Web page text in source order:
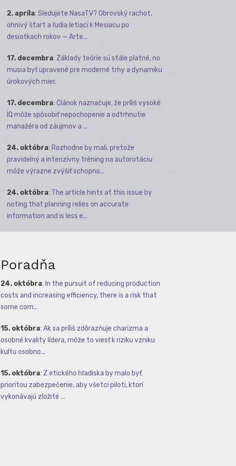
2. apríla: Sledujete NasaTV? Obrovský rachot,
ohnivý štart a ľudia letiaci k Mesiacu po
desiatkach rokov — Arte...
17. decembra: Základy teórie sú stále platné, no
musia byť upravené pre moderné trhy a dynamiku
úrokových mier.
17. decembra: Článok naznačuje, že príliš vysoké
IQ môže spôsobiť nepochopenie a odtrhnutie
manažéra od záujmov a ...
24. októbra: Rozhodne by mali, pretože
pravidelný a intenzívny tréning na autorotáciu
môže výrazne zvýšiť schopno...
24. októbra: The article hints at this issue by
noting that planning relies on accurate
information and is less e...
Poradňa
24. októbra: In the pursuit of reducing production
costs and increasing efficiency, there is a risk that
some com...
15. októbra: Ak sa príliš zdôrazňuje charizma a
osobné kvality lídera, môže to viesť k riziku vzniku
kultu osobno...
15. októbra: Z etického hľadiska by malo byť
prioritou zabezpečenie, aby všetci piloti, ktorí
vykonávajú zložité ...